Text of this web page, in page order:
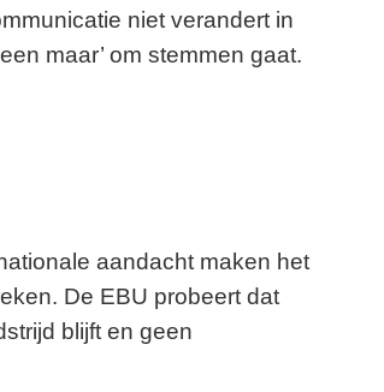
niet verandert in
maar’ om stemmen gaat.
aandacht maken het
De EBU probeert dat
blijft en geen